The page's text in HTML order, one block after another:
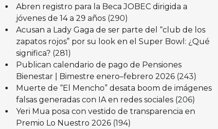
Abren registro para la Beca JOBEC dirigida a
jóvenes de 14 a 29 años (290)
Acusan a Lady Gaga de ser parte del “club de los
zapatos rojos” por su look en el Super Bowl: ¿Qué
significa? (281)
Publican calendario de pago de Pensiones
Bienestar | Bimestre enero–febrero 2026 (243)
Muerte de “El Mencho” desata boom de imágenes
falsas generadas con IA en redes sociales (206)
Yeri Mua posa con vestido de transparencia en
Premio Lo Nuestro 2026 (194)